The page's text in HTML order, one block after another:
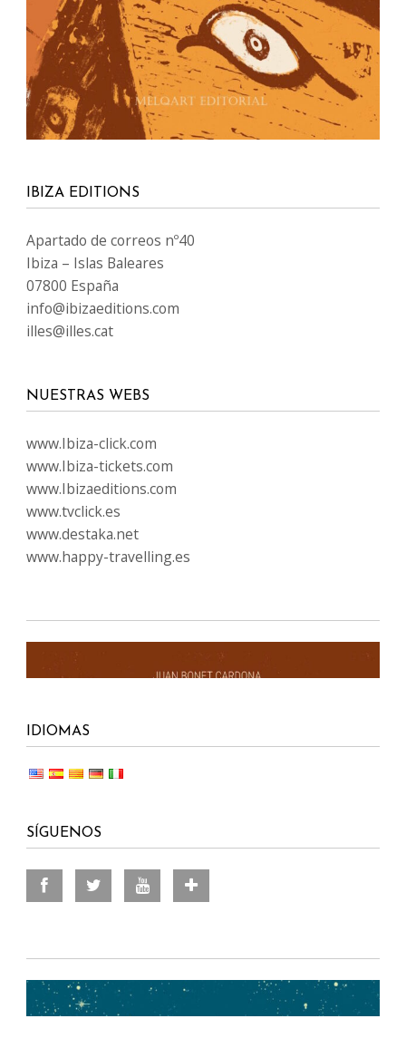
IBIZA EDITIONS
Apartado de correos nº40
Ibiza – Islas Baleares
07800 España
info@ibizaeditions.com
illes@illes.cat
NUESTRAS WEBS
www.Ibiza-click.com
www.Ibiza-tickets.com
www.Ibizaeditions.com
www.tvclick.es
www.destaka.net
www.happy-travelling.es
IDIOMAS
SÍGUENOS